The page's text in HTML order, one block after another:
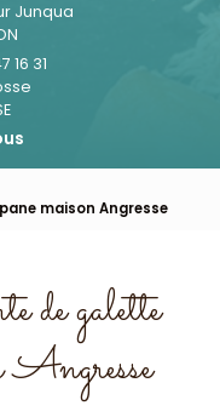
Junqua
16 31
maison Angresse
de galette
Angresse